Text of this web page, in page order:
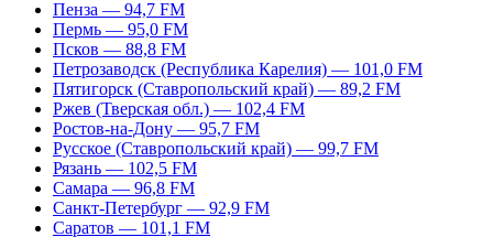
Пенза — 94,7 FM
Пермь — 95,0 FM
Псков — 88,8 FM
Петрозаводск (Республика Карелия) — 101,0 FM
Пятигорск (Ставропольский край) — 89,2 FM
Ржев (Тверская обл.) — 102,4 FM
Ростов-на-Дону — 95,7 FM
Русское (Ставропольский край) — 99,7 FM
Рязань — 102,5 FM
Самара — 96,8 FM
Санкт-Петербург — 92,9 FM
Саратов — 101,1 FM